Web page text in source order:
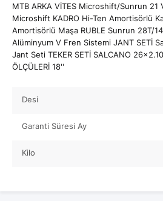
MTB ARKA VİTES Microshift/Sunrun 21
Microshift KADRO Hi-Ten Amortisörlü
Amortisörlü Maşa RUBLE Sunrun 28T/
Alüminyum V Fren Sistemi JANT SETİ
Jant Seti TEKER SETİ SALCANO
ÖLÇÜLERİ 18''
Desi
Garanti Süresi Ay
Kilo